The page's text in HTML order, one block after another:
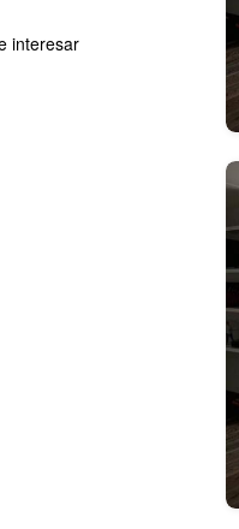
interesar